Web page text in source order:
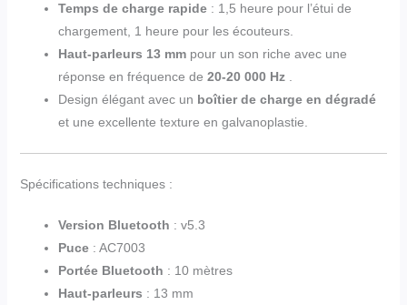
Temps de charge rapide: 1,5 heure pour l’étui de
chargement, 1 heure pour les écouteurs.
Haut-parleurs 13 mmpour un son riche avec une
réponse en fréquence de 20-20 000 Hz.
Design élégant avec un boîtier de charge en dégradé
et une excellente texture en galvanoplastie.
Spécifications techniques :
Version Bluetooth : v5.3
Puce: AC7003
Portée Bluetooth : 10 mètres
Haut-parleurs : 13 mm